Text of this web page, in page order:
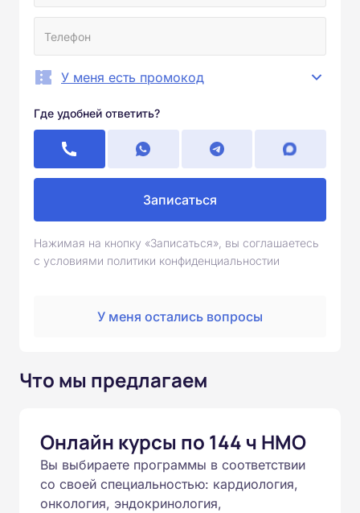
У меня есть промокод
Где удобней ответить?
Записаться
Нажимая на кнопку «Записаться», вы соглашаетесь
с условиями политики конфиденциальностии
У меня остались вопросы
Что мы предлагаем
Онлайн курсы по 144 ч НМО
Вы выбираете программы в соответствии
со своей специальностью: кардиология,
онкология, эндокринология,